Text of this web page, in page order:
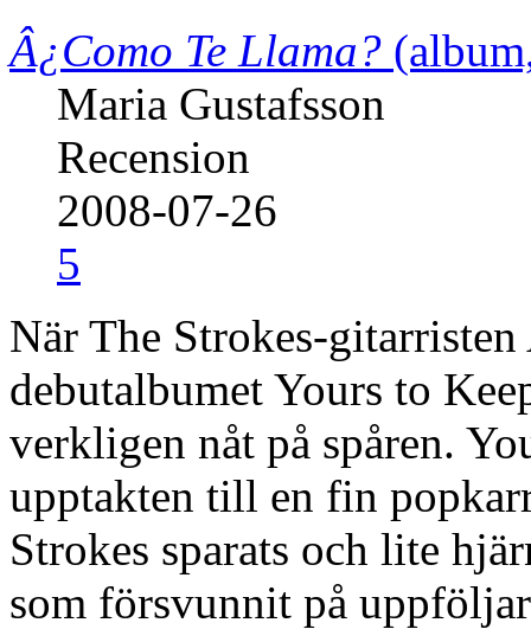
Â¿Como Te Llama?
Maria Gustafsson
Recension
2008-07-26
5
När The Strokes-
debutalbumet Yours to
verkligen nåt på spåren.
upptakten till en fin
Strokes sparats och lite
som försvunnit på